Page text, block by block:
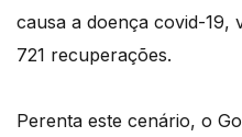
causa a doença covid-19,
721 recuperações.
Perenta este cenário, o